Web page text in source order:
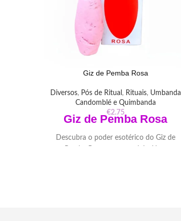
Giz de Pemba Rosa
Diversos, Pós de Ritual , Rituais, Umbanda
Candomblé e Quimbanda
€2.75
Giz de Pemba Rosa
Descubra o poder esotérico do Giz de